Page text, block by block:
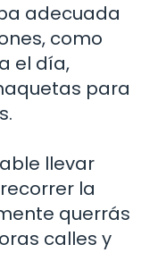
adecuada
como
el día,
para
llevar
la
querrás
calles y